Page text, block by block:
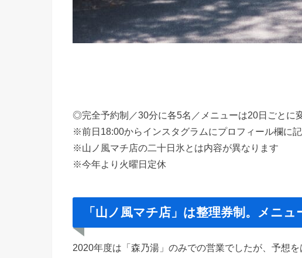
◎完全予約制／30分に各5名／メニューは20日ごとに
※前日18:00からインスタグラムにプロフィール欄に
※山ノ風マチ店の二十日氷とは内容が異なります
※今年より火曜日定休
「山ノ風マチ店」は整理券制。メニュ
2020年度は「森乃湯」のみでの営業でしたが、予想